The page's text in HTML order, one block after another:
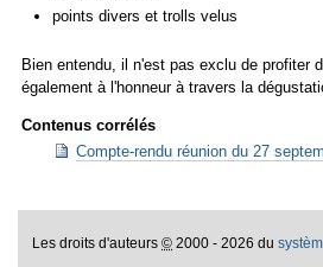
points divers et trolls velus
Bien entendu, il n'est pas exclu de profiter
également à l'honneur à travers la
Contenus corrélés
Compte-rendu réunion du 27
Les droits d'auteurs© 2000 - 2026 du